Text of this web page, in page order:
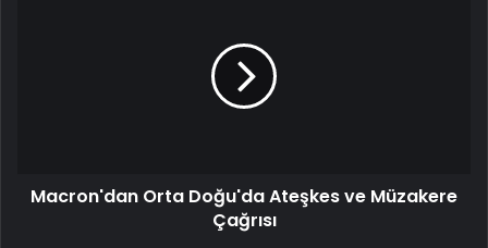
Macron'dan Orta Doğu'da Ateşkes ve Müzakere
Çağrısı